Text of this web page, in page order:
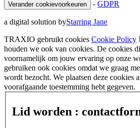
Verander cookievoorkeuren - GDPR
a digital solution byStarring Jane
TRAXIO gebruikt cookies Cookie Policy
houden we ook van cookies. De cookies
voornamelijk om jouw ervaring op onze
gebruiken ook cookies omdat we graag
wordt bezocht. We plaatsen deze cookies
voorafgaande toestemming hebt gegeven.
Lid worden :